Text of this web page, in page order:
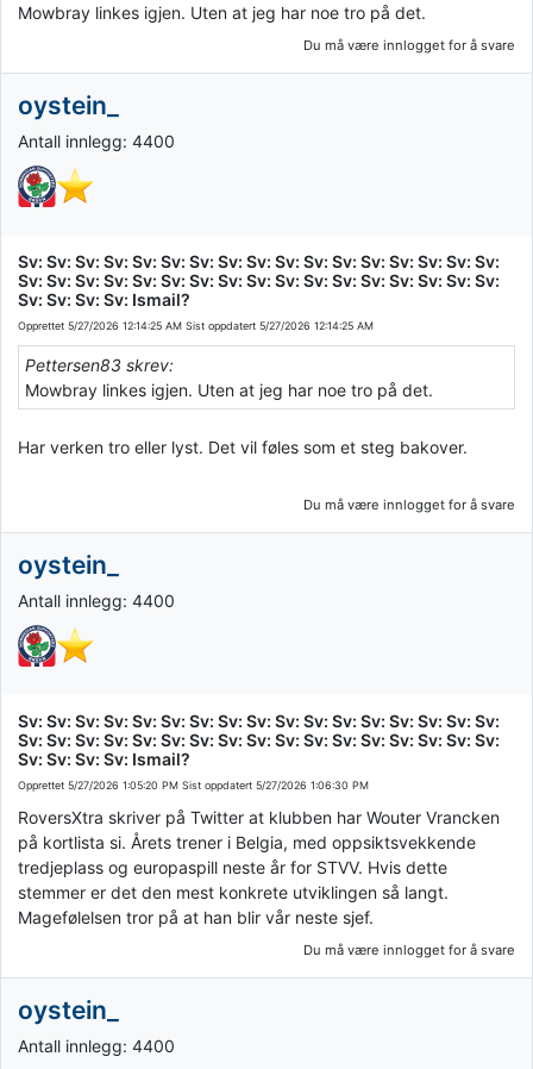
Mowbray linkes igjen. Uten at jeg har noe tro på det.
Du må være innlogget for å svare
oystein_
Antall innlegg: 4400
Sv: Sv: Sv: Sv: Sv: Sv: Sv: Sv: Sv: Sv: Sv: Sv: Sv: Sv: Sv: Sv: Sv:
Sv: Sv: Sv: Sv: Sv: Sv: Sv: Sv: Sv: Sv: Sv: Sv: Sv: Sv: Sv: Sv: Sv:
Sv: Sv: Sv: Sv: Ismail?
Opprettet 5/27/2026 12:14:25 AM Sist oppdatert 5/27/2026 12:14:25 AM
Pettersen83 skrev:
Mowbray linkes igjen. Uten at jeg har noe tro på det.
Har verken tro eller lyst. Det vil føles som et steg bakover.
Du må være innlogget for å svare
oystein_
Antall innlegg: 4400
Sv: Sv: Sv: Sv: Sv: Sv: Sv: Sv: Sv: Sv: Sv: Sv: Sv: Sv: Sv: Sv: Sv:
Sv: Sv: Sv: Sv: Sv: Sv: Sv: Sv: Sv: Sv: Sv: Sv: Sv: Sv: Sv: Sv: Sv:
Sv: Sv: Sv: Sv: Ismail?
Opprettet 5/27/2026 1:05:20 PM Sist oppdatert 5/27/2026 1:06:30 PM
RoversXtra skriver på Twitter at klubben har Wouter Vrancken
på kortlista si. Årets trener i Belgia, med oppsiktsvekkende
tredjeplass og europaspill neste år for STVV. Hvis dette
stemmer er det den mest konkrete utviklingen så langt.
Magefølelsen tror på at han blir vår neste sjef.
Du må være innlogget for å svare
oystein_
Antall innlegg: 4400